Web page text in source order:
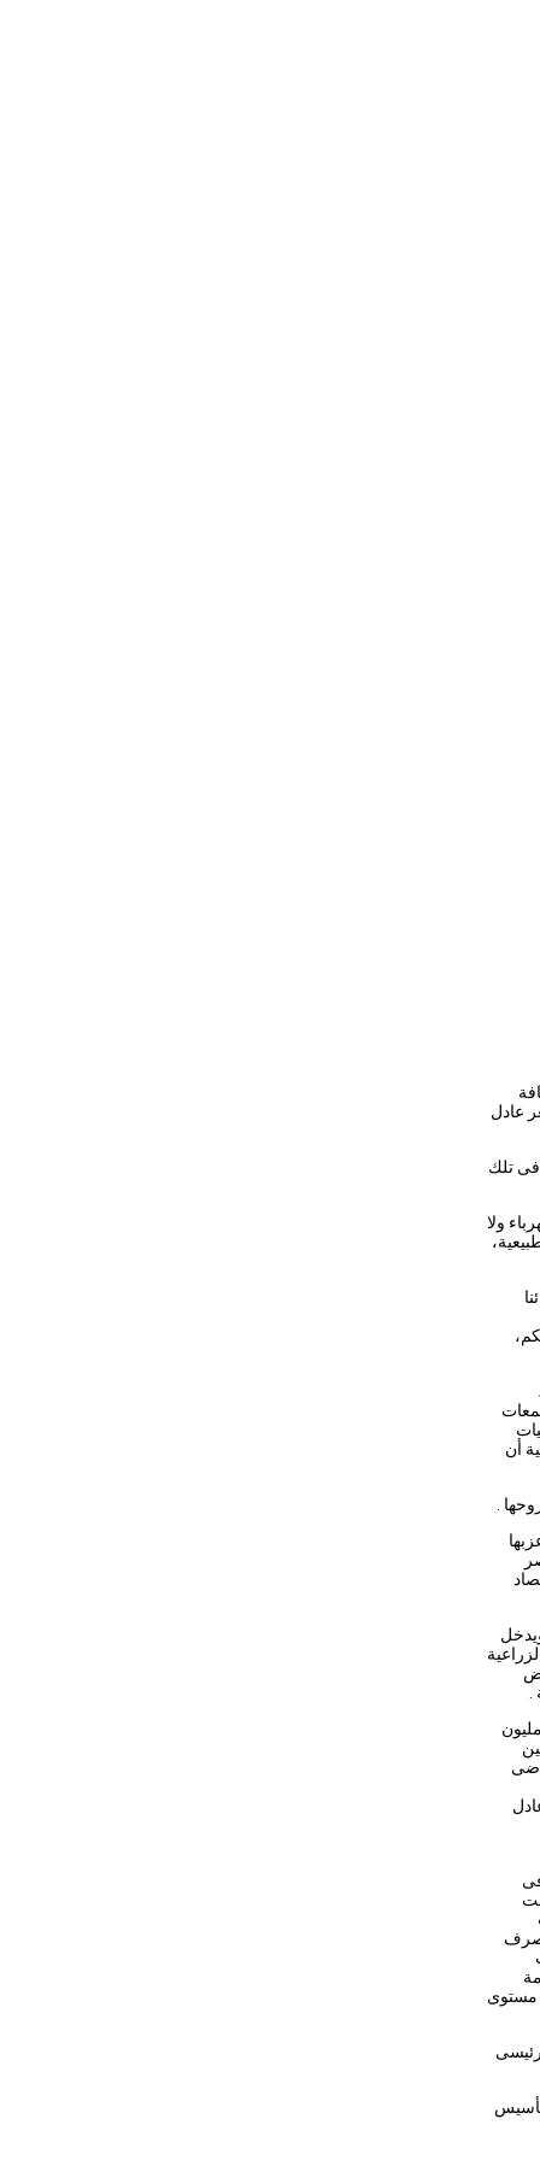
عادل
فى تلك
ولا
أن
.
مواطن فى
مستوى
لتكون 30 يونيو بداية لتأسيس